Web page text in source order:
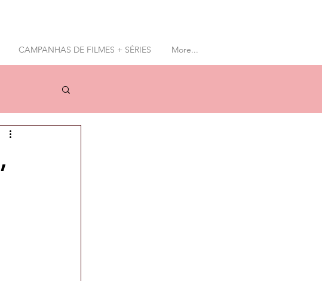
CAMPANHAS DE FILMES + SÉRIES More...